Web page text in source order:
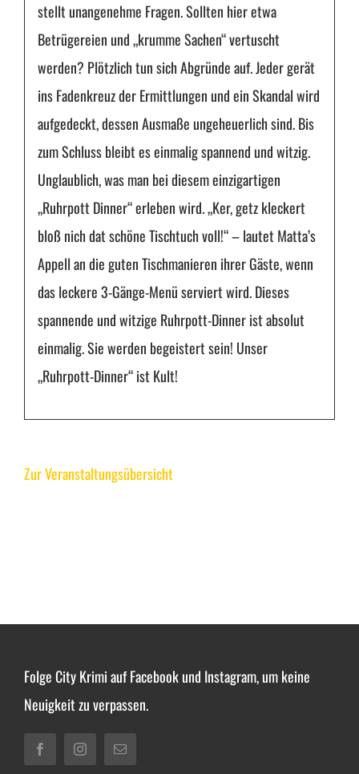
stellt unangenehme Fragen. Sollten hier etwa
Betrügereien und „krumme Sachen“ vertuscht
werden? Plötzlich tun sich Abgründe auf. Jeder gerät
ins Fadenkreuz der Ermittlungen und ein Skandal wird
aufgedeckt, dessen Ausmaße ungeheuerlich sind. Bis
zum Schluss bleibt es einmalig spannend und witzig.
Unglaublich, was man bei diesem einzigartigen
„Ruhrpott Dinner“ erleben wird. „Ker, getz kleckert
bloß nich dat schöne Tischtuch voll!“ – lautet Matta’s
Appell an die guten Tischmanieren ihrer Gäste, wenn
das leckere 3-Gänge-Menü serviert wird. Dieses
spannende und witzige Ruhrpott-Dinner ist absolut
einmalig. Sie werden begeistert sein! Unser
„Ruhrpott-Dinner“ ist Kult!
Zur Veranstaltungsübersicht
Folge City Krimi auf Facebook und Instagram, um keine
Neuigkeit zu verpassen.